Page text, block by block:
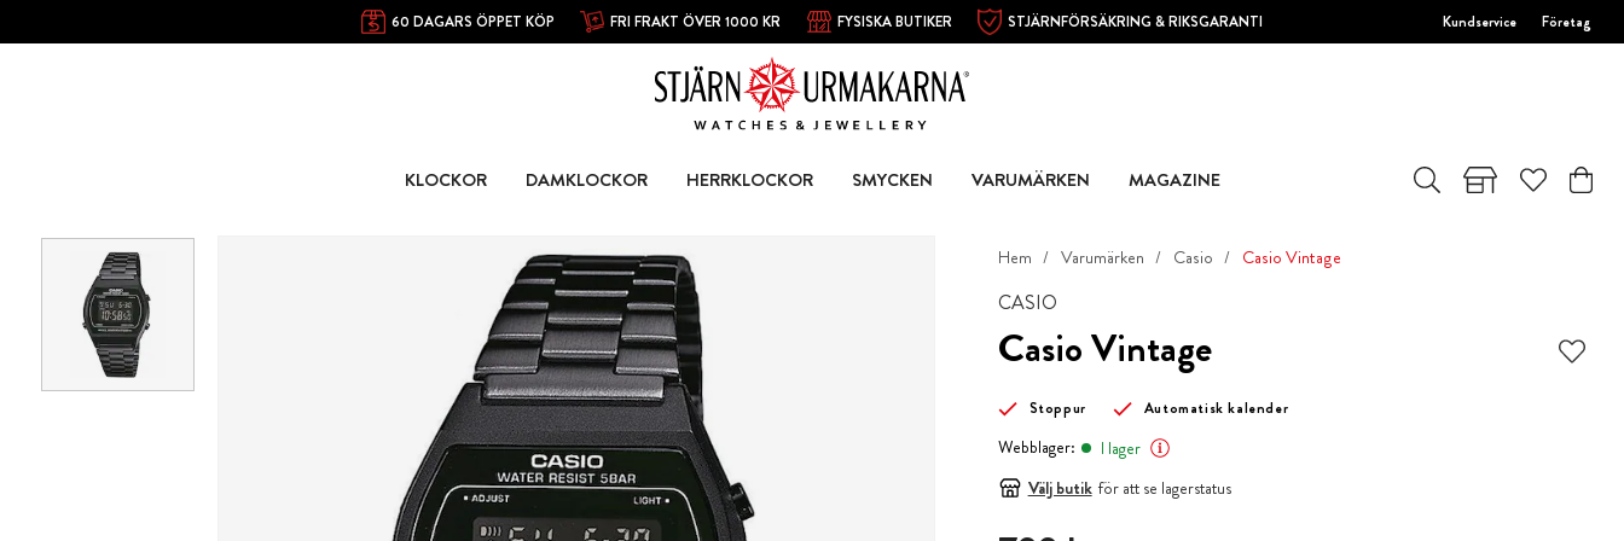
60 DAGARS ÖPPET KÖP FRI FRAKT ÖVER 1000 KR FYSISKA BUTIKER STJÄRNFÖRSÄKRING & RIKSGARANTI Kundservice Företag
KLOCKOR DAMKLOCKOR HERRKLOCKOR SMYCKEN VARUMÄRKEN MAGAZINE
Hem Varumärken Casio Casio Vintage
CASIO
Casio Vintage
Stoppur Automatisk kalender
Webblager:
I lager
Välj butik för att se lagerstatus